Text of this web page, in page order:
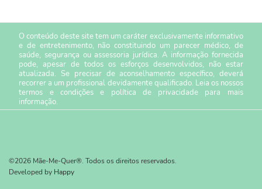
O conteúdo deste site tem um caráter exclusivamente informativo
e de entretenimento, não constituindo um parecer médico, de
saúde, segurança ou assessoria jurídica. A informação fornecida
pode, apesar de todos os esforços desenvolvidos, não estar
atualizada. Se precisar de aconselhamento específico, deverá
recorrer a um profissional devidamente qualificado. Leia os nossos
termos e condiçõese política de privacidade para mais
informação.
©2026 Mãe-Me-Quer®. Todos os direitos reservados.
Developed by Happy